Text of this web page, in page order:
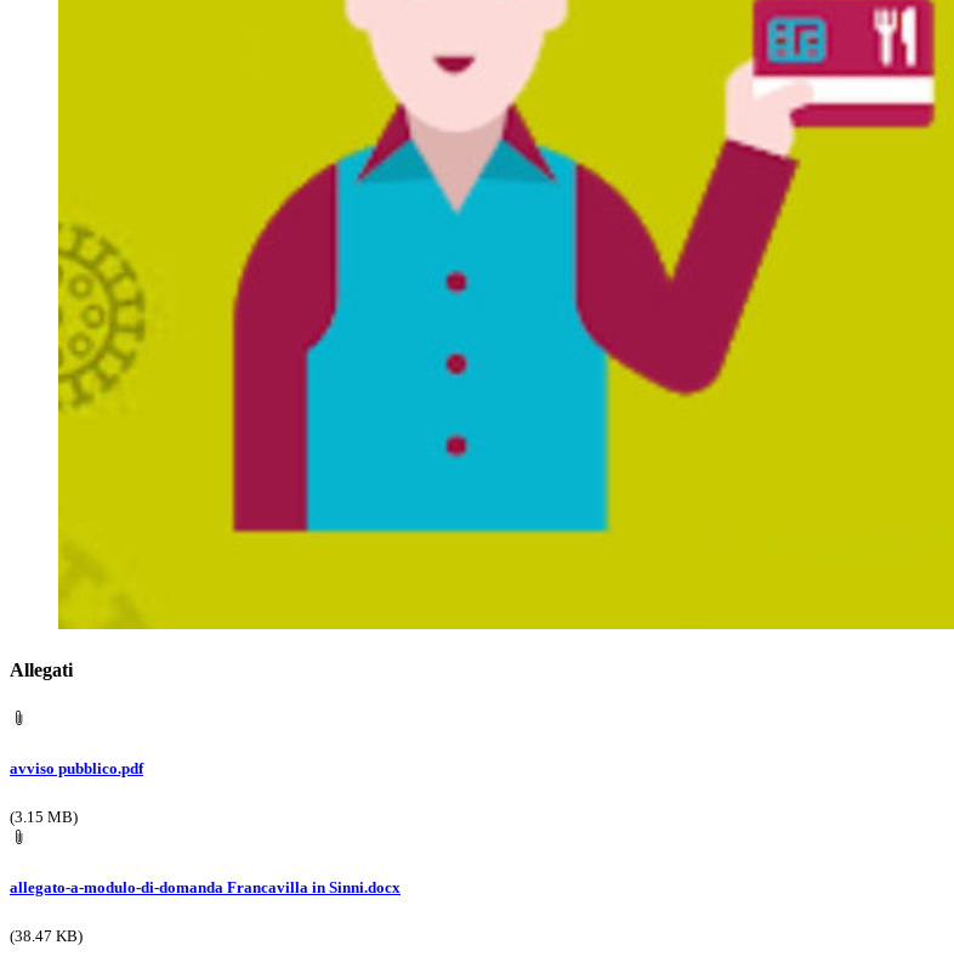
Allegati
avviso pubblico.pdf
(3.15 MB)
allegato-a-modulo-di-domanda Francavilla in Sinni.docx
(38.47 KB)